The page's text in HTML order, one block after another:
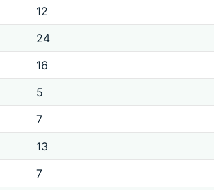
12
24
16
5
7
13
7